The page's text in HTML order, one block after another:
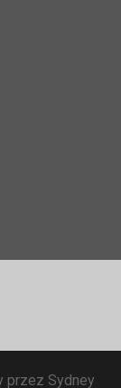
przez Sydney